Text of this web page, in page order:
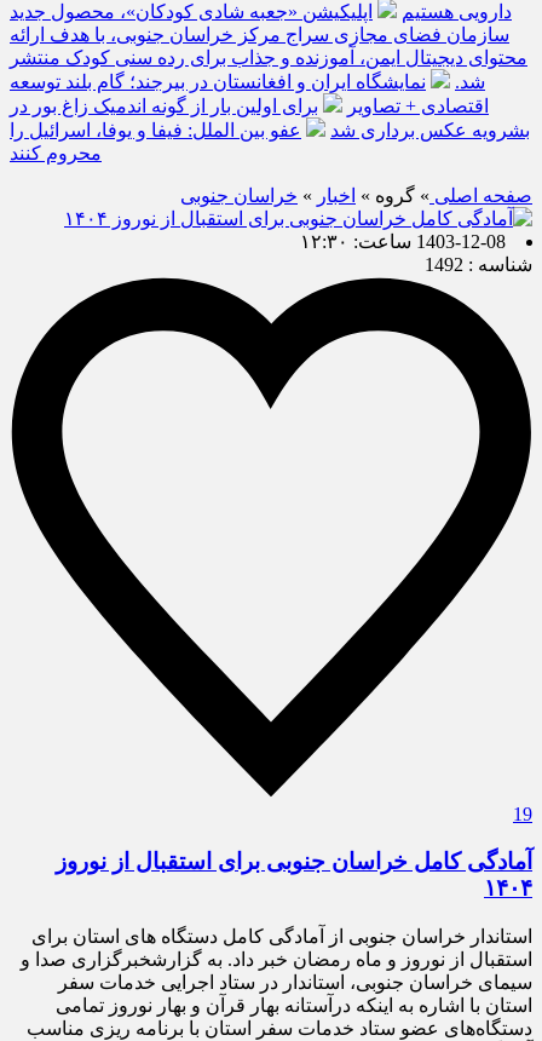
دارویی هستیم
اپلیکیشن «جعبه شادی کودکان»، محصول جدید
سازمان فضای مجازی سراج مرکز خراسان جنوبی، با هدف ارائه
محتوای دیجیتال ایمن، آموزنده و جذاب برای رده سنی کودک منتشر
شد.
نمایشگاه ایران و افغانستان در بیرجند؛ گام بلند توسعه
اقتصادی + تصاویر
برای اولین بار از گونه اندمیک زاغ بور در
بشرویه عکس برداری شد
عفو بین الملل: فیفا و یوفا، اسرائیل را
محروم کنند
صفحه اصلی » گروه » اخبار » خراسان جنوبی
1403-12-08 ساعت: ۱۲:۳۰
شناسه : 1492
19
آمادگی کامل خراسان جنوبی برای استقبال از نوروز
۱۴۰۴
استاندار خراسان جنوبی از آمادگی کامل دستگاه های استان برای
استقبال از نوروز و ماه رمضان خبر داد. به گزارشخبرگزاری صدا و
سیمای خراسان جنوبی، استاندار در ستاد اجرایی خدمات سفر
استان با اشاره به اینکه درآستانه بهار قرآن و بهار نوروز تمامی
دستگاه‌های عضو ستاد خدمات سفر استان با برنامه ریزی مناسب